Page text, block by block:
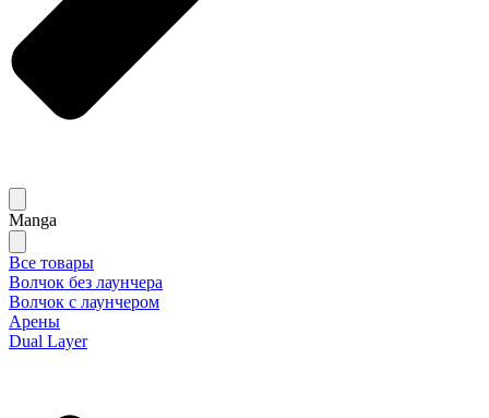
Manga
Все товары
Волчок без лаунчера
Волчок с лаунчером
Арены
Dual Layer